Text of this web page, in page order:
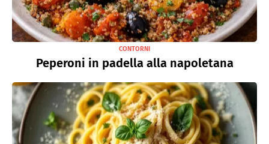
CONTORNI
Peperoni in padella alla napoletana